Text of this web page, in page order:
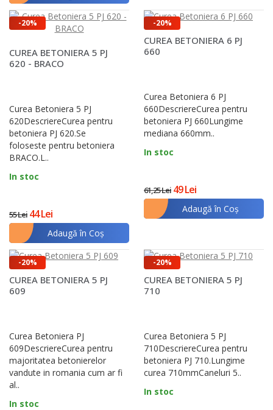
-20%
CUREA BETONIERA 5 PJ
620 - BRACO
Curea Betoniera 5 PJ
620DescriereCurea pentru
betoniera PJ 620.Se
foloseste pentru betoniera
BRACO.L..
In stoc
55 Lei 44 Lei
Adaugă în Coş
-20%
CUREA BETONIERA 6 PJ
660
Curea Betoniera 6 PJ
660DescriereCurea pentru
betoniera PJ 660Lungime
mediana 660mm..
In stoc
61,25 Lei 49 Lei
Adaugă în Coş
-20%
CUREA BETONIERA 5 PJ
609
Curea Betoniera PJ
609DescriereCurea pentru
majoritatea betonierelor
vandute in romania cum ar fi
al..
In stoc
-20%
CUREA BETONIERA 5 PJ
710
Curea Betoniera 5 PJ
710DescriereCurea pentru
betoniera PJ 710.Lungime
curea 710mmCaneluri 5..
In stoc